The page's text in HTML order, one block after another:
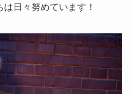
日々努めています！